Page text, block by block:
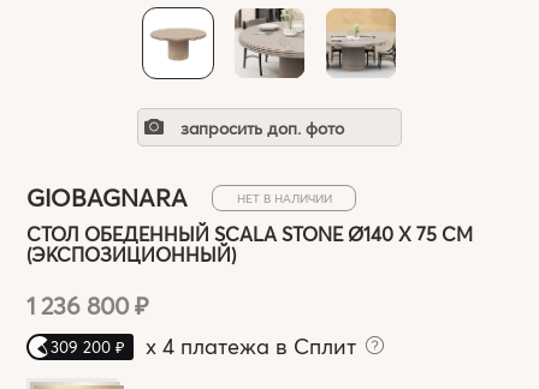
запросить доп. фото
GIOBAGNARA НЕТ В НАЛИЧИИ
СТОЛ ОБЕДЕННЫЙ SCALA STONE Ø140 X 75 СМ
(ЭКСПОЗИЦИОННЫЙ)
1 236 800 ₽
309 200 ₽ x 4 платежа в Сплит